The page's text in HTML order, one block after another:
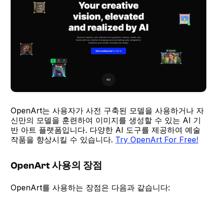
OpenArt는 사용자가 사전 구축된 모델을 사용하거나 자
신만의 모델을 훈련하여 이미지를 생성할 수 있는 AI 기
반 아트 플랫폼입니다. 다양한 AI 도구를 제공하여 예술
작품을 향상시킬 수 있습니다. Try OpenArt For Free!
OpenArt 사용의 장점
OpenArt를 사용하는 장점은 다음과 같습니다: